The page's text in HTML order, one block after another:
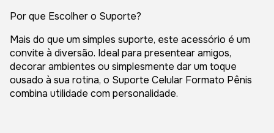
Por que Escolher o Suporte?
Mais do que um simples suporte, este acessório é um
convite à diversão. Ideal para presentear amigos,
decorar ambientes ou simplesmente dar um toque
ousado à sua rotina, o Suporte Celular Formato Pênis
combina utilidade com personalidade.